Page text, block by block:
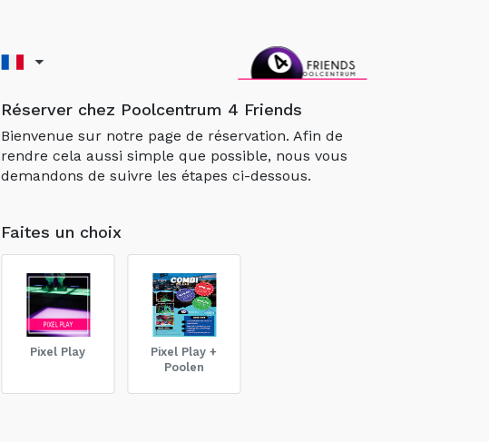
Réserver chez Poolcentrum 4 Friends
Bienvenue sur notre page de réservation. Afin de
rendre cela aussi simple que possible, nous vous
demandons de suivre les étapes ci-dessous.
Faites un choix
Pixel Play
Pixel Play +
Poolen